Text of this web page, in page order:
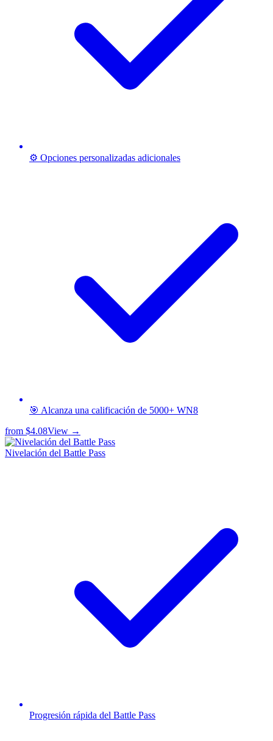
⚙️ Opciones personalizadas adicionales
🎯 Alcanza una calificación de 5000+ WN8
from $4.08View →
Nivelación del Battle Pass
Progresión rápida del Battle Pass